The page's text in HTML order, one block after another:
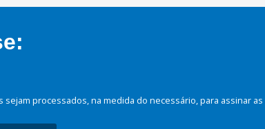
processados, na medida do necessário, para assinar